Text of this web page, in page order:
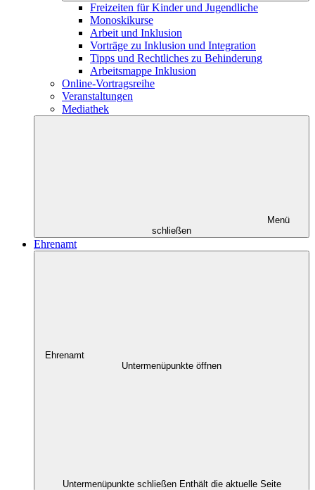
Freizeiten für Kinder und Jugendliche
Monoskikurse
Arbeit und Inklusion
Vorträge zu Inklusion und Integration
Tipps und Rechtliches zu Behinderung
Arbeitsmappe Inklusion
Online-Vortragsreihe
Veranstaltungen
Mediathek
Menü
schließen
Ehrenamt
Ehrenamt
Untermenüpunkte öffnen
Untermenüpunkte schließen Enthält die aktuelle Seite